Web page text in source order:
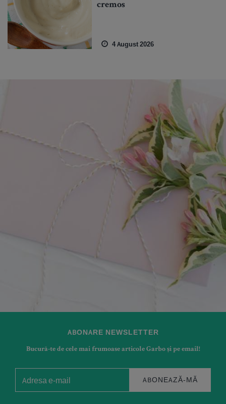
cremos
4 August 2026
ABONARE NEWSLETTER
Bucură-te de cele mai frumoase articole Garbo și pe email!
ABONEAZĂ-MĂ